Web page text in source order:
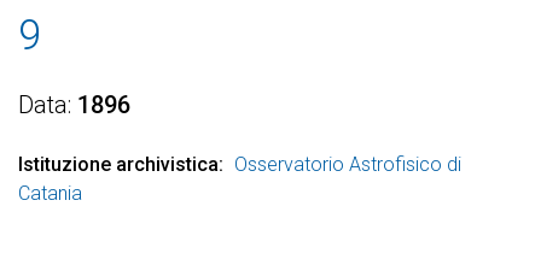
9
Data 1896
Istituzione archivistica
Osservatorio Astrofisico di
Catania